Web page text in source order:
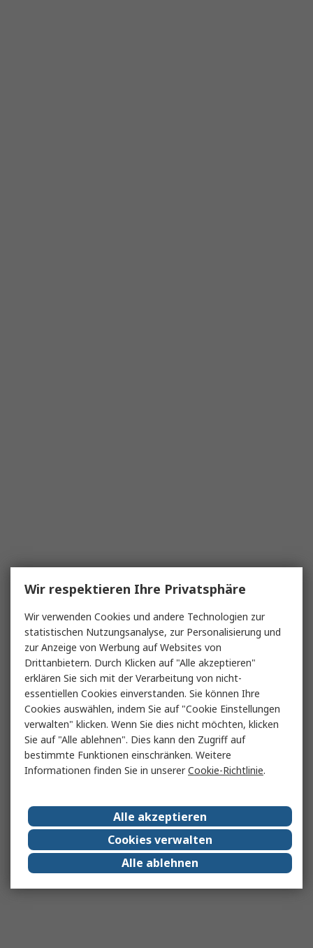
Wir respektieren Ihre Privatsphäre
Wir verwenden Cookies und andere Technologien zur
statistischen Nutzungsanalyse, zur Personalisierung und
zur Anzeige von Werbung auf Websites von
Drittanbietern. Durch Klicken auf "Alle akzeptieren"
erklären Sie sich mit der Verarbeitung von nicht-
essentiellen Cookies einverstanden. Sie können Ihre
Cookies auswählen, indem Sie auf "Cookie Einstellungen
verwalten" klicken. Wenn Sie dies nicht möchten, klicken
Sie auf "Alle ablehnen". Dies kann den Zugriff auf
bestimmte Funktionen einschränken. Weitere
Informationen finden Sie in unsererCookie-Richtlinie.
Alle akzeptieren
Cookies verwalten
Alle ablehnen